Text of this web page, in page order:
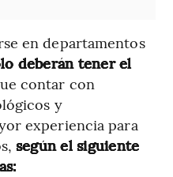
en departamentos
deberán tener el
contar con
y
experiencia para
según el siguiente